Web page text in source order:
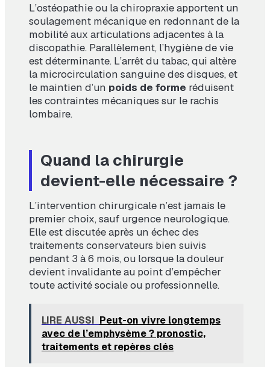
L’ostéopathie ou la chiropraxie apportent un
soulagement mécanique en redonnant de la
mobilité aux articulations adjacentes à la
discopathie. Parallèlement, l’hygiène de vie
est déterminante. L’arrêt du tabac, qui altère
la microcirculation sanguine des disques, et
le maintien d’un poids de forme réduisent
les contraintes mécaniques sur le rachis
lombaire.
Quand la chirurgie
devient-elle nécessaire ?
L’intervention chirurgicale n’est jamais le
premier choix, sauf urgence neurologique.
Elle est discutée après un échec des
traitements conservateurs bien suivis
pendant 3 à 6 mois, ou lorsque la douleur
devient invalidante au point d’empêcher
toute activité sociale ou professionnelle.
LIRE AUSSI Peut-on vivre longtemps
avec de l’emphysème ? pronostic,
traitements et repères clés